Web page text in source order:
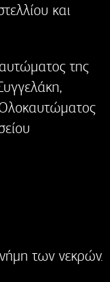
και
της
των νεκρών.